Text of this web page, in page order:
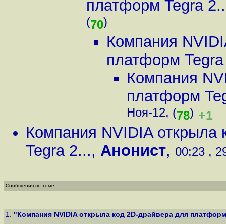
платформ Tegra
(70)
Компания
платформ
Компания
платформ
Ноя-12, (78) +1
Компания NVIDIA
Tegra 2..., Анонист, 00:23 ,
Сообщения по теме
1. "Компания NVIDIA открыла код 2D-драйвера для